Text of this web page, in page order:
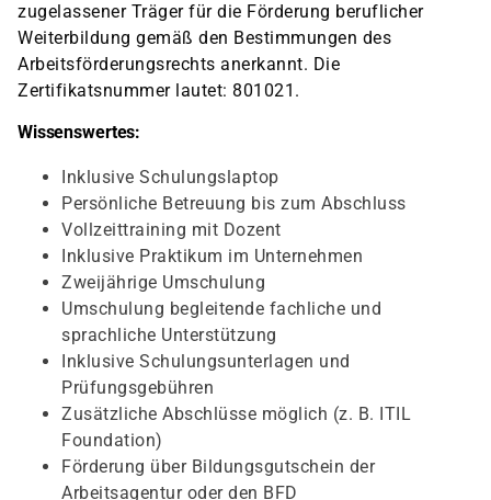
zugelassener Träger für die Förderung beruflicher
Weiterbildung gemäß den Bestimmungen des
Arbeitsförderungsrechts anerkannt. Die
Zertifikatsnummer lautet: 801021.
Wissenswertes:
Inklusive Schulungslaptop
Persönliche Betreuung bis zum Abschluss
Vollzeittraining mit Dozent
Inklusive Praktikum im Unternehmen
Zweijährige Umschulung
Umschulung begleitende fachliche und
sprachliche Unterstützung
Inklusive Schulungsunterlagen und
Prüfungsgebühren
Zusätzliche Abschlüsse möglich (z. B. ITIL
Foundation)
Förderung über Bildungsgutschein der
Arbeitsagentur oder den BFD